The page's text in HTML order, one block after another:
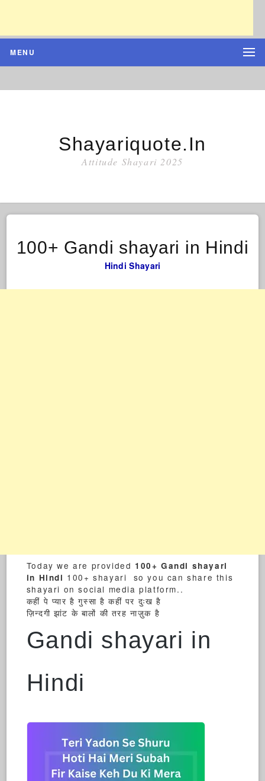
MENU
Shayariquote.in
Attitude Shayari 2025
100+ Gandi shayari in Hindi
Hindi Shayari
Today we are provided 100+ Gandi shayari
in Hindi 100+ shayari so you can share this
shayari on social media platform..
कहीं पे प्यार है गुस्सा है कहीं पर दुःख है
ज़िन्दगी झांट के बालों की तरह नाज़ुक है
Gandi shayari in
Hindi